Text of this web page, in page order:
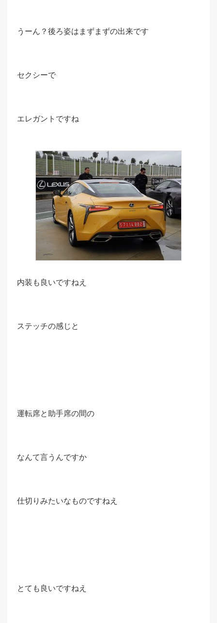
うーん？後ろ姿はまずまずの出来です
セクシーで
エレガントですね
内装も良いですねえ
ステッチの感じと
運転席と助手席の間の
なんて言うんですか
仕切りみたいなものですねえ
とても良いですねえ